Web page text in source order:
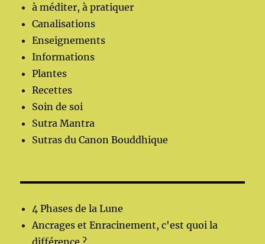
à méditer, à pratiquer
Canalisations
Enseignements
Informations
Plantes
Recettes
Soin de soi
Sutra Mantra
Sutras du Canon Bouddhique
4 Phases de la Lune
Ancrages et Enracinement, c'est quoi la
différence ?